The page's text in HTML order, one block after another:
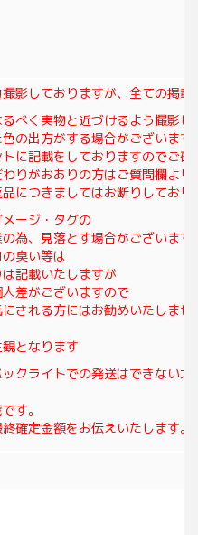
影しておりますが、全ての掲載
べく実物と近づけるよう撮影し
の出方がする場合がございます
に記載をしておりますのでご確
りがおありの方はご質問欄より
につきましてはお断りしており
ージ・タグの
為、見落とす場合がございます
臭い等は
記載いたしますが
差がございますので
される方にはお勧めいたしませ
となります
クライトでの発送はできない大
す。
確定金額をお伝えいたします。